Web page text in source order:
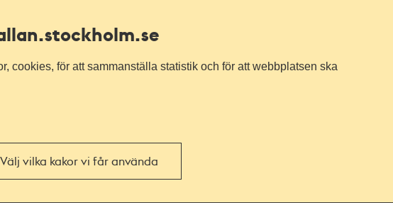
.stockholm.se
cookies, för att sammanställa statistik och för att webbplatsen ska
Välj vilka kakor vi får använda